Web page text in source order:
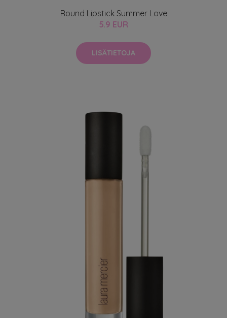
Round Lipstick Summer Love
5.9 EUR
LISÄTIETOJA